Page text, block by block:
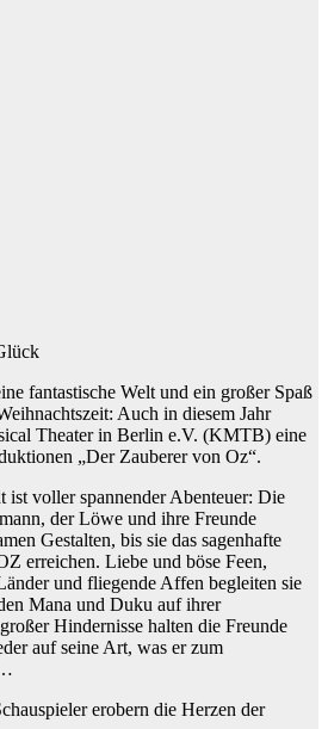
fantastische Welt und ein großer Spaß
Auch in diesem Jahr
Theater in Berlin e.V. (KMTB) eine
„Der Zauberer von Oz“.
ist voller spannender Abenteuer: Die
der Löwe und ihre Freunde
Gestalten, bis sie das sagenhafte
erreichen. Liebe und böse Feen,
und fliegende Affen begleiten sie
Mana und Duku auf ihrer
Hindernisse halten die Freunde
auf seine Art, was er zum
erobern die Herzen der